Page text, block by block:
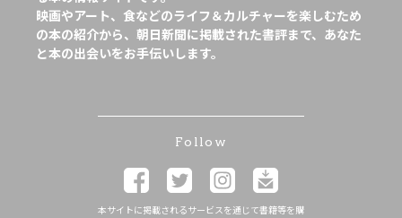
映画やアート、食などのライフ＆カルチャーを楽しむため
の本の紹介から、朝日新聞に掲載された書評まで、あなた
と本の出会いをお手伝いします。
Follow
本サイトに掲載されるサービスを通じて書籍等を購